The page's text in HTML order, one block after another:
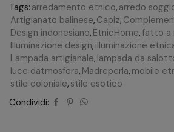
Tags: arredamento etnico, arredo
Artigianato balinese, Capiz,
Design indonesiano, EtnicHome, fatto a
Illuminazione design, illuminazione
Lampada artigianale, lampada da
luce datmosfera, Madreperla, mobile
stile coloniale, stile esotico
Condividi: